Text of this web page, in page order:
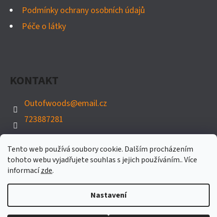
Tento web používá soubory cookie. Dalším procházením
tohoto webu vyjadřujete souhlas s jejich používáním.. Více
informacízde.
Nastavení
Podmínky ochrany osobních údajů
Péče o látky
KONTAKT
Outofwoods@email.cz
723887281